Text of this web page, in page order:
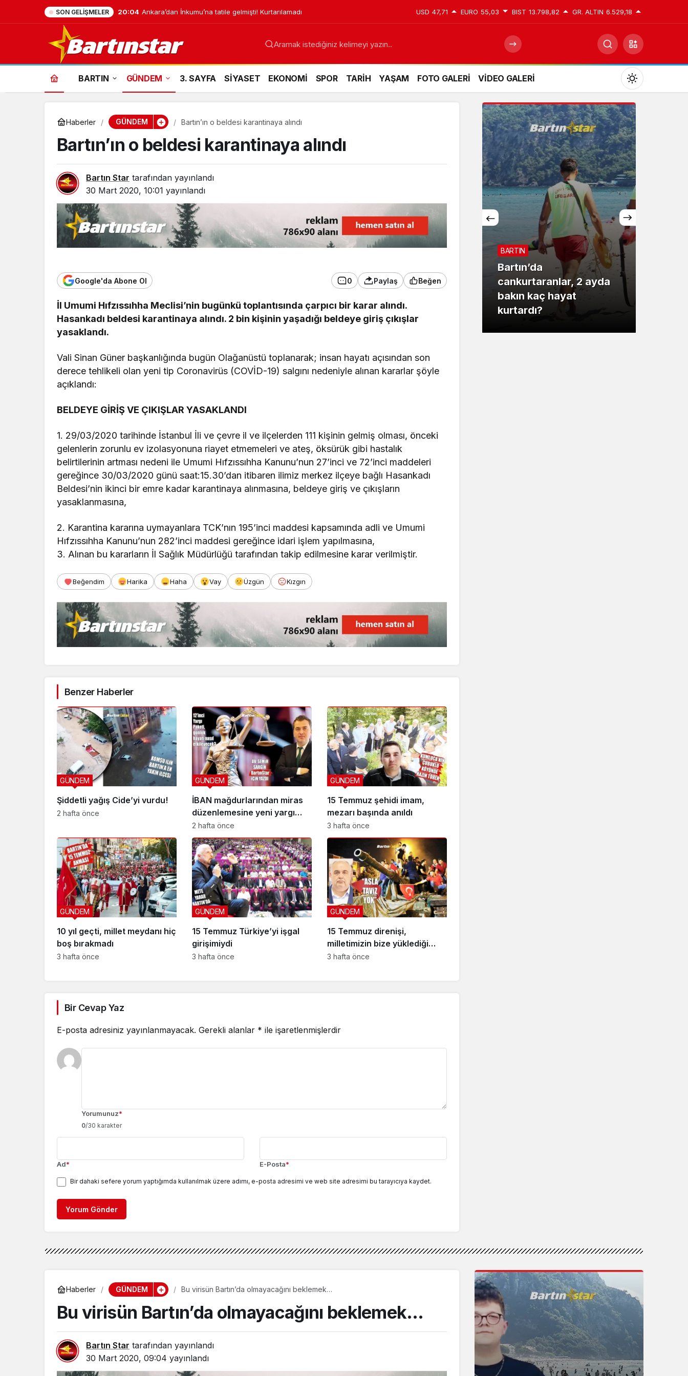
SON GELIŞMELER 20:04 Ankara’dan İnkumu’na tatile gelmişti! Kurtarılamadı USD 47,71 EURO 55,03 BIST 13.798,82 GR. ALTIN 6.529,18
Aramak istediğiniz kelimeyi yazın..
BARTIN GÜNDEM 3. SAYFA SİYASET EKONOMİ SPOR TARİH YAŞAM FOTO GALERİ VİDEO GALERİ
Mod
değiştir
Gündüz Modu
Gündüz modunu seçin.
Gece Modu
Gece modunu seçin.
Sistem Modu
Sistem modunu seçin.
Haberler GÜNDEM Bartın’ın o beldesi karantinaya alındı
Bartın’ın o beldesi karantinaya alındı
Bartın Star tarafından yayınlandı
30 Mart 2020, 10:01 yayınlandı
Google'da Abone Ol 0 Paylaş Beğen
İl Umumi Hıfzıssıhha Meclisi’nin bugünkü toplantısında çarpıcı bir karar alındı.
Hasankadı beldesi karantinaya alındı. 2 bin kişinin yaşadığı beldeye giriş çıkışlar
yasaklandı.
Vali Sinan Güner başkanlığında bugün Olağanüstü toplanarak; insan hayatı açısından son
derece tehlikeli olan yeni tip Coronavirüs (COVİD-19) salgını nedeniyle alınan kararlar şöyle
açıklandı:
BELDEYE GİRİŞ VE ÇIKIŞLAR YASAKLANDI
1. 29/03/2020 tarihinde İstanbul İli ve çevre il ve ilçelerden 111 kişinin gelmiş olması, önceki
gelenlerin zorunlu ev izolasyonuna riayet etmemeleri ve ateş, öksürük gibi hastalık
belirtilerinin artması nedeni ile Umumi Hıfzıssıhha Kanunu’nun 27’inci ve 72’inci maddeleri
gereğince 30/03/2020 günü saat:15.30’dan itibaren ilimiz merkez ilçeye bağlı Hasankadı
Beldesi’nin ikinci bir emre kadar karantinaya alınmasına, beldeye giriş ve çıkışların
yasaklanmasına,
2. Karantina kararına uymayanlara TCK’nın 195’inci maddesi kapsamında adli ve Umumi
Hıfzıssıhha Kanunu’nun 282’inci maddesi gereğince idari işlem yapılmasına,
3. Alınan bu kararların İl Sağlık Müdürlüğü tarafından takip edilmesine karar verilmiştir.
Beğendim Harika Haha Vay Üzgün Kızgın
Benzer Haberler
Şiddetli yağış Cide’yi vurdu!
GÜNDEM
2 hafta önce
İBAN mağdurlarından miras
düzenlemesine yeni yargı
düzeni
GÜNDEM
2 hafta önce
15 Temmuz şehidi imam,
mezarı başında anıldı
GÜNDEM
3 hafta önce
10 yıl geçti, millet meydanı hiç
boş bırakmadı
GÜNDEM
3 hafta önce
15 Temmuz Türkiye’yi işgal
girişimiydi
GÜNDEM
3 hafta önce
15 Temmuz direnişi,
milletimizin bize yüklediği
tarihi sorumluluk
GÜNDEM
3 hafta önce
Bir Cevap Yaz
E-posta adresiniz yayınlanmayacak. Gerekli alanlar * ile işaretlenmişlerdir
Yorumunuz*
0/30 karakter
Ad* E-Posta*
Bir dahaki sefere yorum yaptığımda kullanılmak üzere adımı, e-posta adresimi ve web site adresimi bu tarayıcıya kaydet.
Yorum Gönder
Ankara’dan İnkumu’na
Kurtarılamadı
BARTIN
Bartın’da
cankurtaranlar, 2 ayda
bakın kaç hayat
kurtardı?
Haberler GÜNDEM Bu virisün Bartın’da olmayacağını beklemek…
Bu virisün Bartın’da olmayacağını beklemek…
Bartın Star tarafından yayınlandı
30 Mart 2020, 09:04 yayınlandı